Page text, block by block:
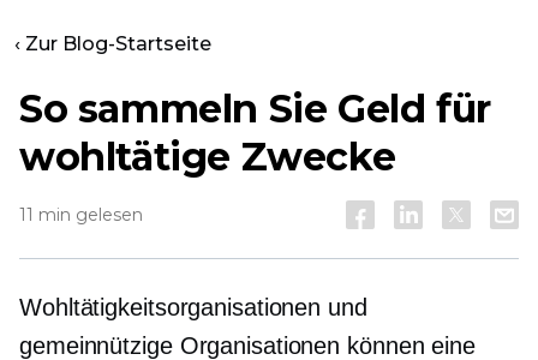
‹ Zur Blog-Startseite
So sammeln Sie Geld für
wohltätige Zwecke
11 min gelesen
Wohltätigkeitsorganisationen und
gemeinnützige Organisationen können eine